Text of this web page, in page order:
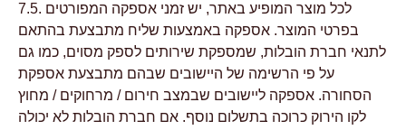
7.5. לכל מוצר המופיע באתר, יש זמני אספקה המפורטים
בפרטי המוצר. אספקה באמצעות שליח מתבצעת בהתאם
לתנאי חברת הובלות, שמספקת שירותים לספק מסוים, כמו גם
על פי הרשימה של היישובים שבהם מתבצעת אספקת
הסחורה. אספקה ליישובים שבמצב חירום / מרחוקים / מחוץ
לקו הירוק כרוכה בתשלום נוסף. אם חברת הובלות לא יכולה